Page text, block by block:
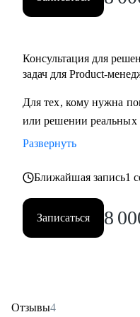
Консультация для
задач для Product-
Для тех, кому нужна
или решении реальных
Развернуть
Ближайшая запись1
Записаться 8
Отзывы4